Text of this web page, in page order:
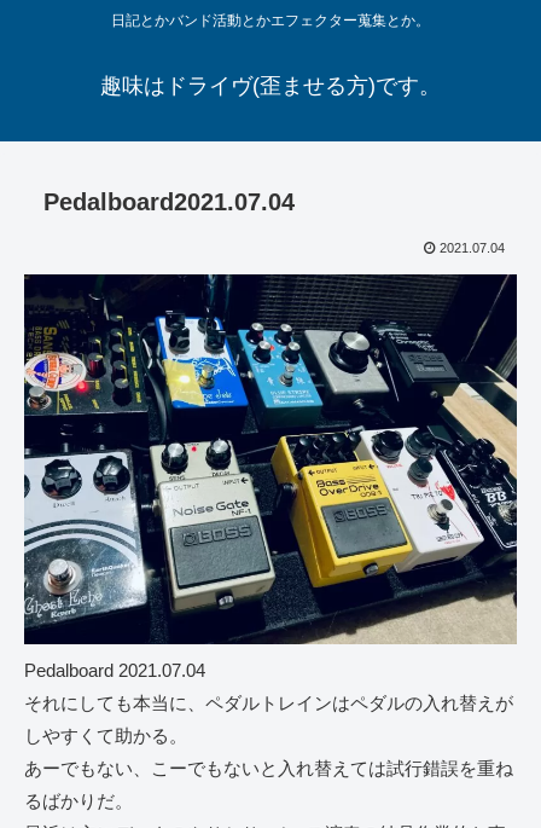
日記とかバンド活動とかエフェクター蒐集とか。
趣味はドライヴ(歪ませる方)です。
Pedalboard2021.07.04
2021.07.04
Pedalboard 2021.07.04
それにしても本当に、ペダルトレインはペダルの入れ替えが
しやすくて助かる。
あーでもない、こーでもないと入れ替えては試行錯誤を重ね
るばかりだ。